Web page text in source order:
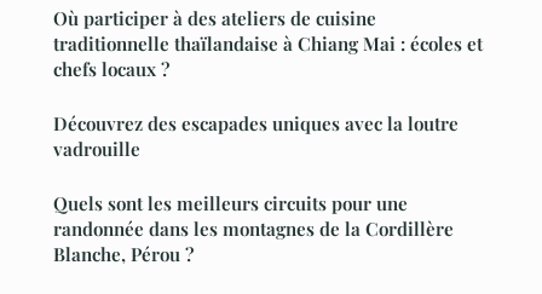
Où participer à des ateliers de cuisine
traditionnelle thaïlandaise à Chiang Mai : écoles et
chefs locaux ?
Découvrez des escapades uniques avec la loutre
vadrouille
Quels sont les meilleurs circuits pour une
randonnée dans les montagnes de la Cordillère
Blanche, Pérou ?